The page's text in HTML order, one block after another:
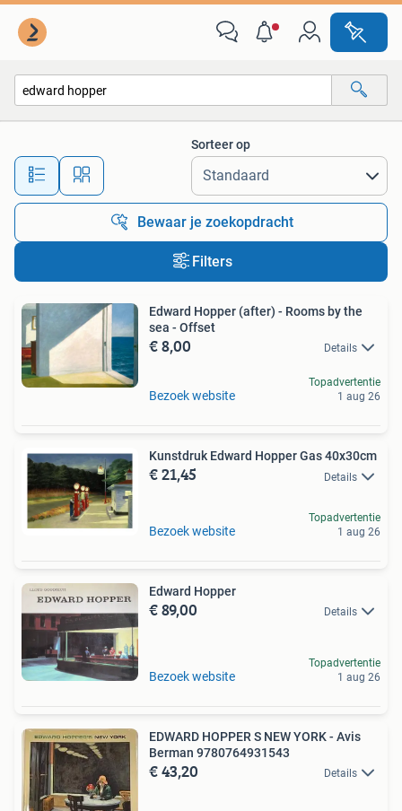
Alle afstanden…
Sorteer op
Bewaar je zoekopdracht
Filters
Edward Hopper (after) - Rooms by the
sea - Offset
€ 8,00 Details
Bezoek website
Topadvertentie
1 aug 26
Kunstdruk Edward Hopper Gas 40x30cm
€ 21,45 Details
Bezoek website
Topadvertentie
1 aug 26
Edward Hopper
€ 89,00 Details
Bezoek website
Topadvertentie
1 aug 26
EDWARD HOPPER S NEW YORK - Avis
Berman 9780764931543
€ 43,20 Details